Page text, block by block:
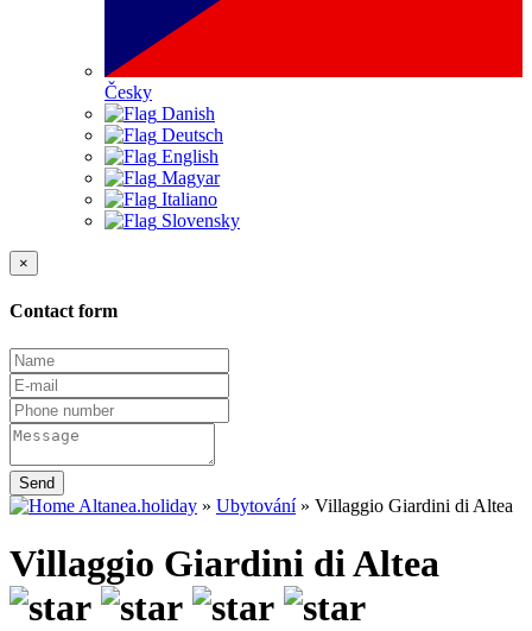
Česky
Danish
Deutsch
English
Magyar
Italiano
Slovensky
×
Contact form
Send
Altanea.holiday » Ubytování» Villaggio Giardini di Altea
Villaggio Giardini di Altea